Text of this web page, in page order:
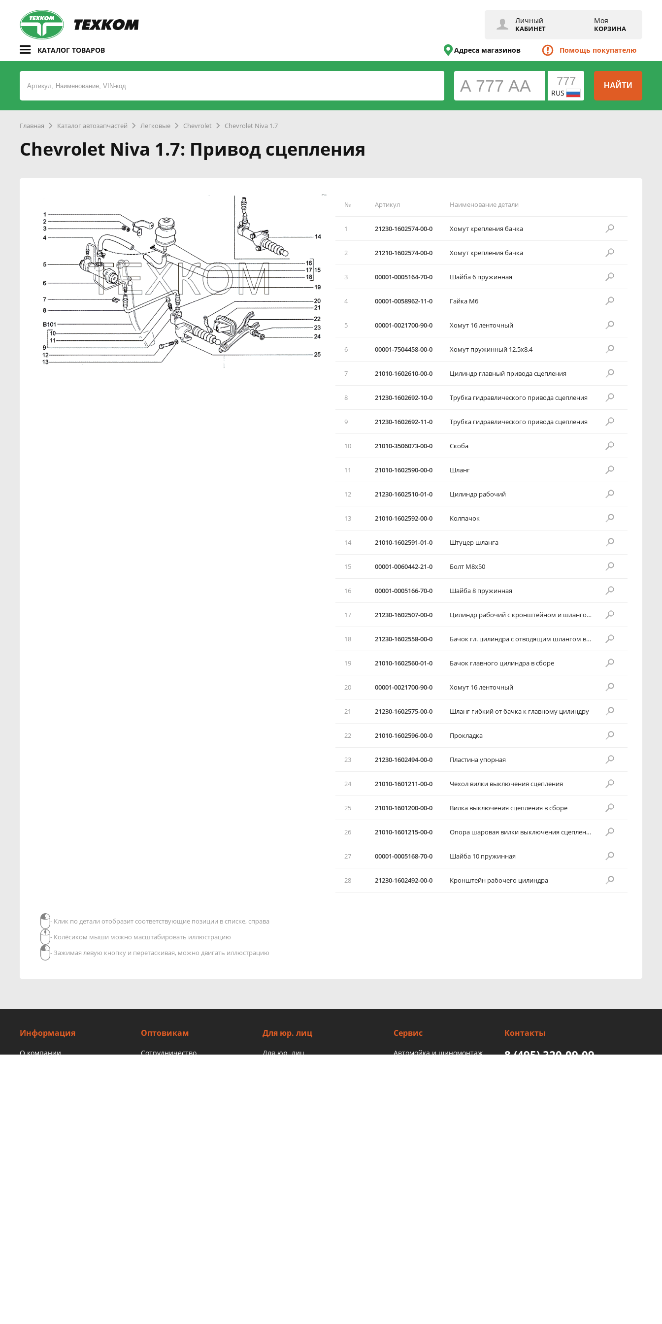
Личный
КАБИНЕТ
Моя
КОРЗИНА
КАТАЛОГ ТОВАРОВ Адреса магазинов Помощь покупателю
RUS
НАЙТИ
Главная Каталог автозапчастей Легковые Chevrolet Chevrolet Niva 1.7
Chevrolet Niva 1.7: Привод сцепления
№ Артикул Наименование детали
1 21230-1602574-00-0 Хомут крепления бачка
2 21210-1602574-00-0 Хомут крепления бачка
3 00001-0005164-70-0 Шайба 6 пружинная
4 00001-0058962-11-0 Гайка М6
5 00001-0021700-90-0 Хомут 16 ленточный
6 00001-7504458-00-0 Хомут пружинный 12,5x8,4
7 21010-1602610-00-0 Цилиндр главный привода сцепления
8 21230-1602692-10-0 Трубка гидравлического привода сцепления
9 21230-1602692-11-0 Трубка гидравлического привода сцепления
10 21010-3506073-00-0 Скоба
11 21010-1602590-00-0 Шланг
12 21230-1602510-01-0 Цилиндр рабочий
13 21010-1602592-00-0 Колпачок
14 21010-1602591-01-0 Штуцер шланга
15 00001-0060442-21-0 Болт М8х50
16 00001-0005166-70-0 Шайба 8 пружинная
17 21230-1602507-00-0 Цилиндр рабочий с кронштейном и шлангом в сборе
18 21230-1602558-00-0 Бачок гл. цилиндра с отводящим шлангом в сборе
19 21010-1602560-01-0 Бачок главного цилиндра в сборе
20 00001-0021700-90-0 Хомут 16 ленточный
21 21230-1602575-00-0 Шланг гибкий от бачка к главному цилиндру
22 21010-1602596-00-0 Прокладка
23 21230-1602494-00-0 Пластина упорная
24 21010-1601211-00-0 Чехол вилки выключения сцепления
25 21010-1601200-00-0 Вилка выключения сцепления в сборе
26 21010-1601215-00-0 Опора шаровая вилки выключения сцепления
27 00001-0005168-70-0 Шайба 10 пружинная
28 21230-1602492-00-0 Кронштейн рабочего цилиндра
- Клик по детали отобразит соответствующие позиции в списке, справа
- Колёсиком мыши можно масштабировать иллюстрацию
- Зажимая левую кнопку и перетаскивая, можно двигать иллюстрацию
Информация
О компании
Оптовикам
Сотрудничество
Для юр. лиц
Для юр. лиц
Сервис
Автомойка и шиномонтаж
Контакты
8 (495) 320-09-09